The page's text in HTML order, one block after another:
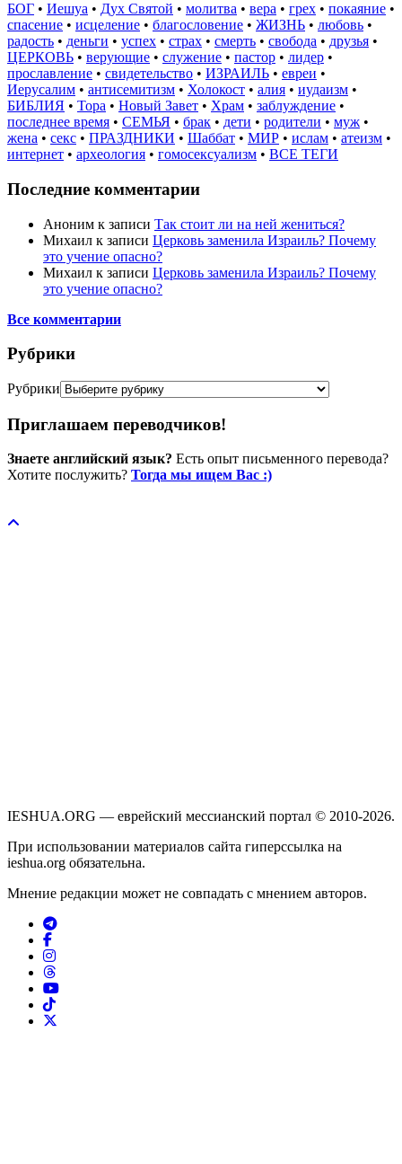
БОГ • Иешуа • Дух Святой • молитва • вера • грех • покаяние •
спасение • исцеление • благословение • ЖИЗНЬ • любовь •
радость • деньги • успех • страх • смерть • свобода • друзья •
ЦЕРКОВЬ • верующие • служение • пастор • лидер •
прославление • свидетельство • ИЗРАИЛЬ • евреи •
Иерусалим • антисемитизм • Холокост • алия • иудаизм •
БИБЛИЯ • Тора • Новый Завет • Храм • заблуждение •
последнее время • СЕМЬЯ • брак • дети • родители • муж •
жена • секс • ПРАЗДНИКИ • Шаббат • МИР • ислам • атеизм •
интернет • археология • гомосексуализм • ВСЕ ТЕГИ
Последние комментарии
Аноним к записи Так стоит ли на ней жениться?
Михаил к записи Церковь заменила Израиль? Почему
это учение опасно?
Михаил к записи Церковь заменила Израиль? Почему
это учение опасно?
Все комментарии
Рубрики
Рубрики
Приглашаем переводчиков!
Знаете английский язык? Есть опыт письменного перевода?
Хотите послужить? Тогда мы ищем Вас :)
IESHUA.ORG — еврейский мессианский портал © 2010-2026.
При использовании материалов сайта гиперссылка на
ieshua.org обязательна.
Мнение редакции может не совпадать с мнением авторов.